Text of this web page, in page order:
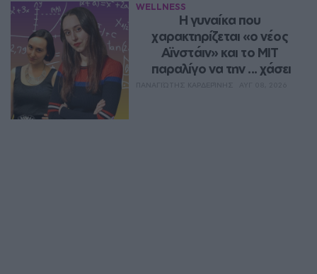
WELLNESS
Η γυναίκα που
χαρακτηρίζεται «ο νέος
Αϊνστάιν» και το MIT
παραλίγο να την ... χάσει